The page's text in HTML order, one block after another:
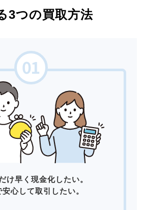
3つの買取方法
け早く現金化したい。
心して取引したい。